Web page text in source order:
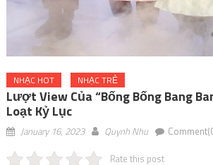
NHẠC HOT NHẠC TRẺ
Lượt View Của “Bống Bống Bang
Loạt Kỷ Lục
January 16, 2023 Quynh Nhu
Rate this post